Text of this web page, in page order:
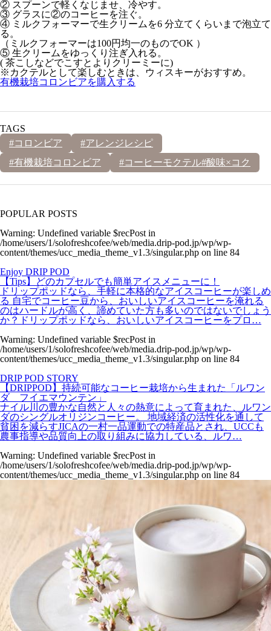
② スプーンで軽くなじませ、冷やす。
③ グラスに②のコーヒーを注ぐ。
④ ミルクフォーマーで生クリームを6 分立てくらいまで泡立て
る。
（ミルクフォーマーは100円均一のものでOK ）
⑤ 生クリームをゆっくり注ぎ入れる。
( 茶こしなどでこすとよりクリーミーに)
※カクテルとして楽しむときは、ウィスキーがおすすめ。
有機栽培コロンビアを購入する
TAGS
#コロンビア
#アレンジレシピ
#有機栽培コロンビア
#コーヒーモクテル#酸味×コク
POPULAR POSTS
Warning: Undefined variable $recPost in
/home/users/1/solofreshcofee/web/media.drip-pod.jp/wp/wp-
content/themes/ucc_media_theme_v1.3/singular.php on line 84
Enjoy DRIP POD
【Tips】どのカプセルでも簡単アイスメニューに！
ドリップポッドなら、手軽に本格的なアイスコーヒーが楽しめ
る 自宅でコーヒー豆から、おいしいアイスコーヒーを淹れる
のはハードルが高く、諦めていた方も多いのではないでしょう
か？ドリップポッドなら、おいしいアイスコーヒーをプロ…
Warning: Undefined variable $recPost in
/home/users/1/solofreshcofee/web/media.drip-pod.jp/wp/wp-
content/themes/ucc_media_theme_v1.3/singular.php on line 84
DRIP POD STORY
【DRIPPOD】持続可能なコーヒー栽培から生まれた「ルワン
ダ フイエマウンテン」
ナイル川の豊かな自然と人々の熱意によって育まれた、ルワン
ダのシングルオリジンコーヒー。 地域経済の活性化を通して
貧困を減らすJICAの一村一品運動での特産品とされ、UCCも
農事指導や品質向上の取り組みに協力している、ルワ…
Warning: Undefined variable $recPost in
/home/users/1/solofreshcofee/web/media.drip-pod.jp/wp/wp-
content/themes/ucc_media_theme_v1.3/singular.php on line 84